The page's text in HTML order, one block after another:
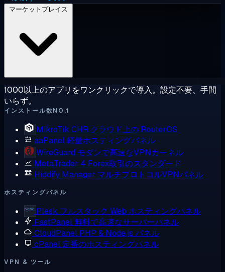
1000以上のアプリをワンクリックで導入。設定不要、手間
いらず。
インストール数NO.1
MikroTik CHR クラウド上の RouterOS
aaPanel軽量ホスティングパネル
WireGuard モダンで高速なVPNカーネル
MetaTrader 4 Forex取引のスタンダード
Hiddify Manager マルチプロトコルVPNパネル
ホスティングパネル
Plesk フルスタック Web ホスティングパネル
FastPanel無料で高速なサーバーパネル
CloudPanel PHP & Node.js パネル
cPanel 定番のホスティングパネル
VPN & ツール